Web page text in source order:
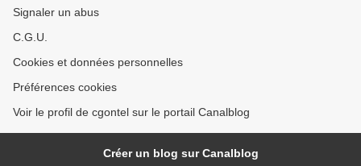
Signaler un abus
C.G.U.
Cookies et données personnelles
Préférences cookies
Voir le profil de cgontel sur le portail Canalblog
Créer un blog sur Canalblog